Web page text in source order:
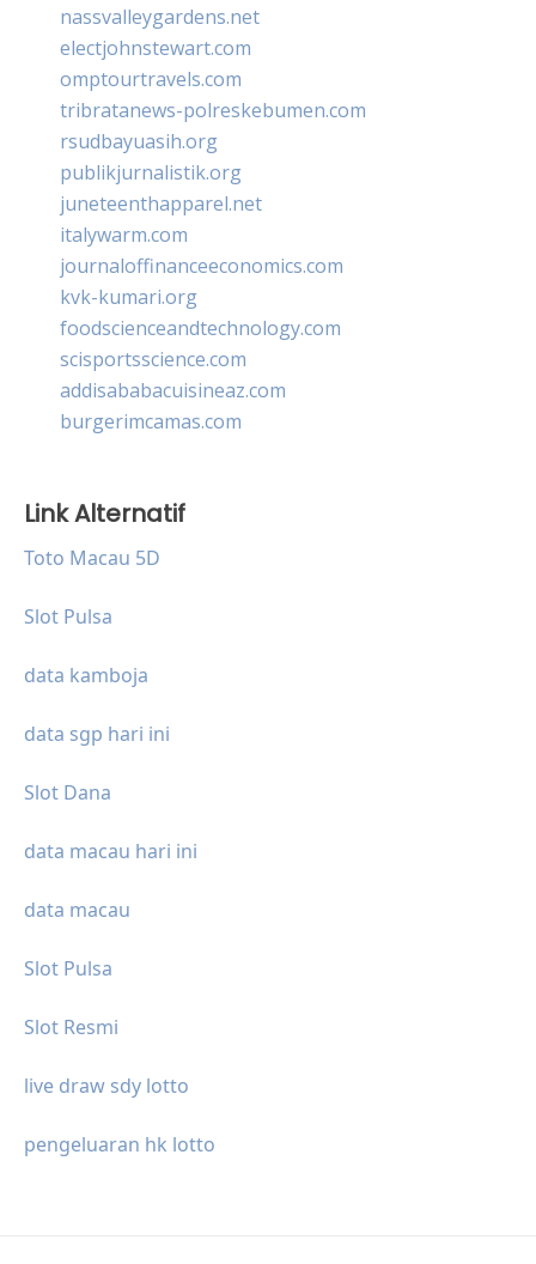
nassvalleygardens.net
electjohnstewart.com
omptourtravels.com
tribratanews-polreskebumen.com
rsudbayuasih.org
publikjurnalistik.org
juneteenthapparel.net
italywarm.com
journaloffinanceeconomics.com
kvk-kumari.org
foodscienceandtechnology.com
scisportsscience.com
addisababacuisineaz.com
burgerimcamas.com
Link Alternatif
Toto Macau 5D
Slot Pulsa
data kamboja
data sgp hari ini
Slot Dana
data macau hari ini
data macau
Slot Pulsa
Slot Resmi
live draw sdy lotto
pengeluaran hk lotto